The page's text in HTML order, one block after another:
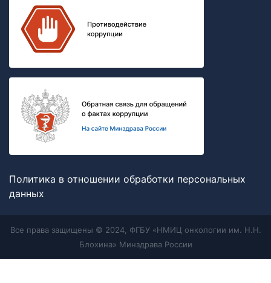
Политика в отношении обработки персональных
данных
Все права защищены © 2024, ФГБУ «НМИЦ онкологии им. Н.Н.
Блохина» Минздрава России